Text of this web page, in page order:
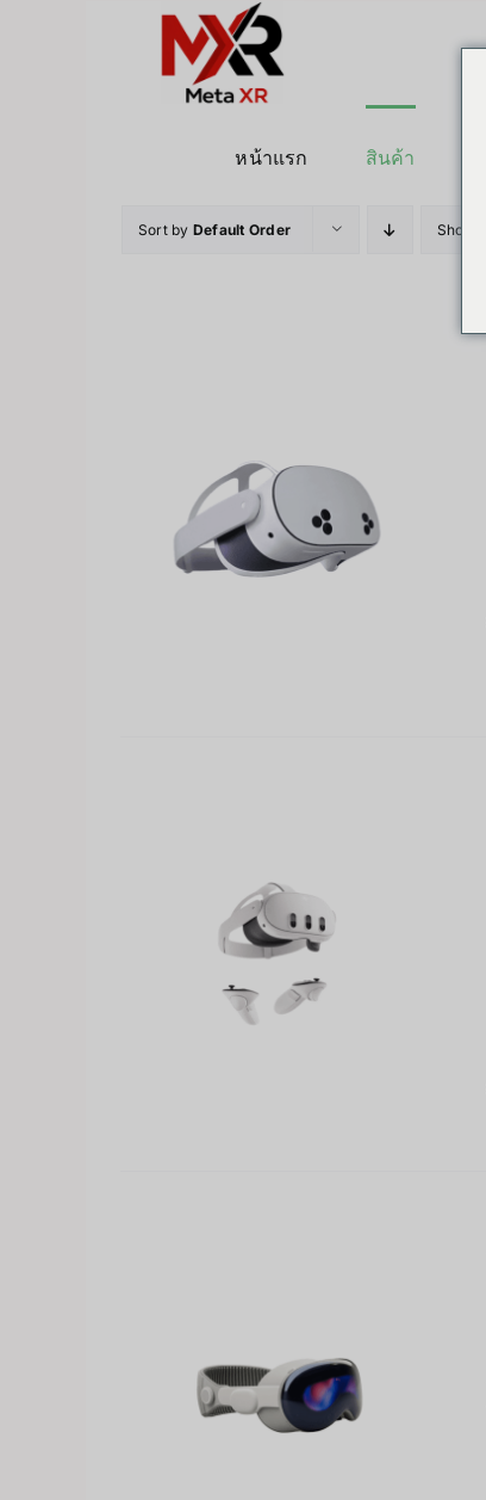
หน้าแรก
สินค้า
Sort by Default Order Show